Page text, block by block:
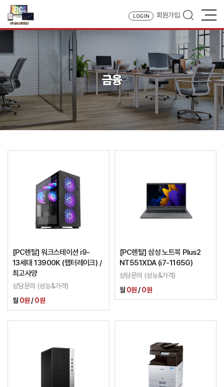
LOG IN 회원가입
금융
[PC렌탈] 워크스테이션 i9-
13세대 13900K (랩터레이크) /
최고사양
상담문의 (성능&가격)
월 0원 /0원
[PC렌탈] 삼성 노트북 Plus2
NT551XDA (i7-1165G)
상담문의 (성능&가격)
월 0원 /0원